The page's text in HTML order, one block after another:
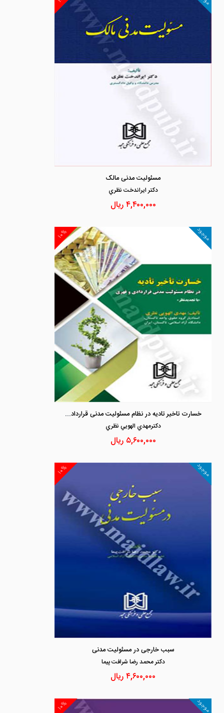
مسئولیت مدنی مالک
دكتر ايراندخت نظري
۴,۴۰۰,۰۰۰ریال
۱۰% موجود
خسارت تاخیر تادیه در نظام مسئولیت مدنی قراردادی و قهری
دكترمهدي الهويي نظري
۵,۶۰۰,۰۰۰ ریال
۱۰% موجود
سبب خارجی در مسئولیت مدنی
دكتر محمد رضا شرافت پيما
۴,۶۰۰,۰۰۰ریال
۱۰% موجود